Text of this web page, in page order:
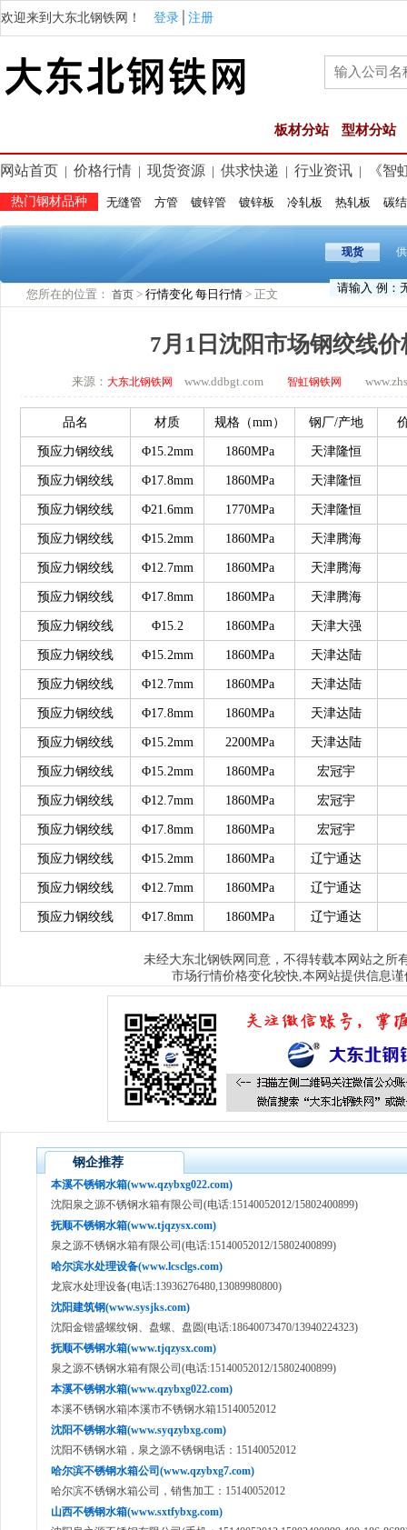
欢迎来到大东北钢铁网！ 登录 注册
板材分站 型材分站
网站首页 价格行情 现货资源 供求快递 行业资讯 《智
热门钢材品种 无缝管 方管 镀锌管 镀锌板 冷轧板 热轧板 碳
现货
您所在的位置： 首页 > 行情变化 每日行情 > 正文
7月1日沈阳市场钢绞线价
来源： 大东北钢铁网 www.ddbgt.com 智虹钢铁网
品名 材质 规格（mm） 钢厂/产地
预应力钢绞线 Φ15.2mm 1860MPa 天津隆恒
预应力钢绞线 Φ17.8mm 1860MPa 天津隆恒
预应力钢绞线 Φ21.6mm 1770MPa 天津隆恒
预应力钢绞线 Φ15.2mm 1860MPa 天津腾海
预应力钢绞线 Φ12.7mm 1860MPa 天津腾海
预应力钢绞线 Φ17.8mm 1860MPa 天津腾海
预应力钢绞线 Φ15.2 1860MPa 天津大强
预应力钢绞线 Φ15.2mm 1860MPa 天津达陆
预应力钢绞线 Φ12.7mm 1860MPa 天津达陆
预应力钢绞线 Φ17.8mm 1860MPa 天津达陆
预应力钢绞线 Φ15.2mm 2200MPa 天津达陆
预应力钢绞线 Φ15.2mm 1860MPa 宏冠宇
预应力钢绞线 Φ12.7mm 1860MPa 宏冠宇
预应力钢绞线 Φ17.8mm 1860MPa 宏冠宇
预应力钢绞线 Φ15.2mm 1860MPa 辽宁通达
预应力钢绞线 Φ12.7mm 1860MPa 辽宁通达
预应力钢绞线 Φ17.8mm 1860MPa 辽宁通达
未经大东北钢铁网 同意，不得转载本网站之所
市场行情价格变化较快,本网站提供信息
钢企推荐
本溪不锈钢水箱(www.qzybxg022.com)
沈阳泉之源不锈钢水箱有限公司(电话:15140052012/15802400899)
抚顺不锈钢水箱(www.tjqzysx.com)
泉之源不锈钢水箱有限公司(电话:15140052012/15802400899)
哈尔滨水处理设备(www.lcsclgs.com)
龙宸水处理设备(电话:13936276480,13089980800)
沈阳建筑钢(www.sysjks.com)
沈阳金锴盛螺纹钢、盘螺、盘圆(电话:18640073470/13940224323)
抚顺不锈钢水箱(www.tjqzysx.com)
泉之源不锈钢水箱有限公司(电话:15140052012/15802400899)
本溪不锈钢水箱(www.qzybxg022.com)
本溪不锈钢水箱|本溪市不锈钢水箱15140052012
沈阳不锈钢水箱(www.syqzybxg.com)
沈阳不锈钢水箱，泉之源不锈钢电话：15140052012
哈尔滨不锈钢水箱公司(www.qzybxg7.com)
哈尔滨不锈钢水箱公司，销售加工：15140052012
山西不锈钢水箱(www.sxtfybxg.com)